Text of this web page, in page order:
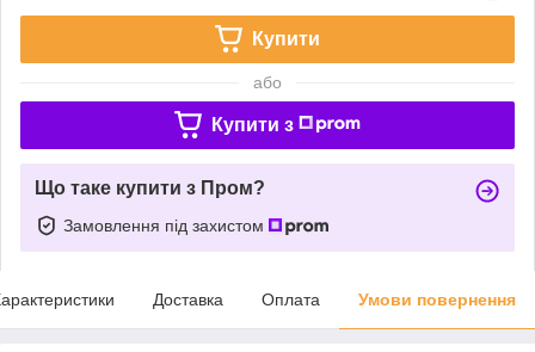
Купити
або
Купити з
Що таке купити з Пром?
Замовлення під захистом
Доставка Оплата Умови повернення